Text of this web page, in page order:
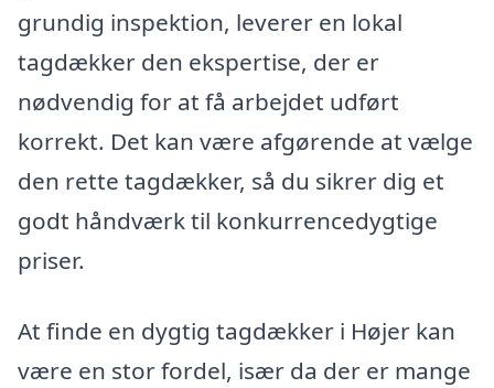
grundig inspektion, leverer en lokal
tagdækker den ekspertise, der er
nødvendig for at få arbejdet udført
korrekt. Det kan være afgørende at vælge
den rette tagdækker, så du sikrer dig et
godt håndværk til konkurrencedygtige
priser.
At finde en dygtig tagdækker i Højer kan
være en stor fordel, især da der er mange